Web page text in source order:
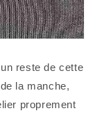
reste de cette
la manche,
proprement